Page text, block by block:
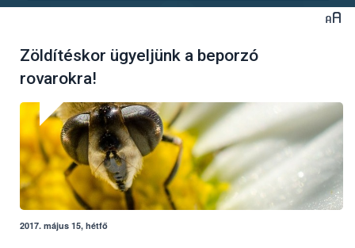
Zöldítéskor ügyeljünk a beporzó
rovarokra!
2017. május 15, hétfő